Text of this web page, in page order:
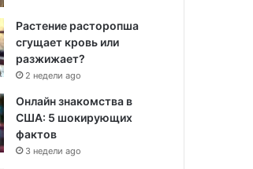
Растение расторопша
сгущает кровь или
разжижает?
2 недели ago
Онлайн знакомства в
США: 5 шокирующих
фактов
3 недели ago